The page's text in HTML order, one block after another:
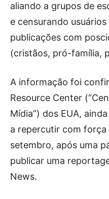
aliando a grupos de
e censurando
publicações com
(cristãos, pró-família,
A informação foi
Resource Center
Mídia”) dos EUA,
a repercutir com força
setembro, após uma
publicar uma
News.